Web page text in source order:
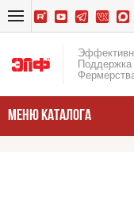
Поддержка
МЕНЮ КАТАЛОГА